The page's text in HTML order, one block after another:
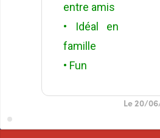
entre amis
• Idéal en
famille
• Fun
Le 20/